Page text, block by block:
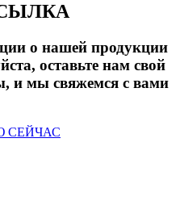
о нашей продукции
оставьте нам свой
и мы свяжемся с вами
СЕЙЧАС